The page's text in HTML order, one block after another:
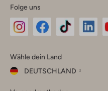
Folge uns
Instagram
Facebook
TikTok
Wähle dein Land
DEUTSCHLAND